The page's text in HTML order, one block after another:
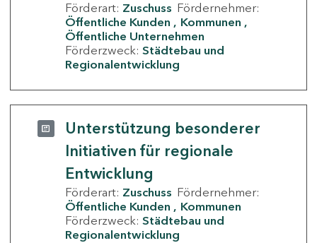
Förderart: Zuschuss Fördernehmer:
Öffentliche Kunden
Kommunen
Öffentliche Unternehmen
Förderzweck: Städtebau und
Regionalentwicklung
Unterstützung besonderer
Initiativen für regionale
Entwicklung
Förderart: Zuschuss Fördernehmer:
Öffentliche Kunden
Kommunen
Förderzweck: Städtebau und
Regionalentwicklung